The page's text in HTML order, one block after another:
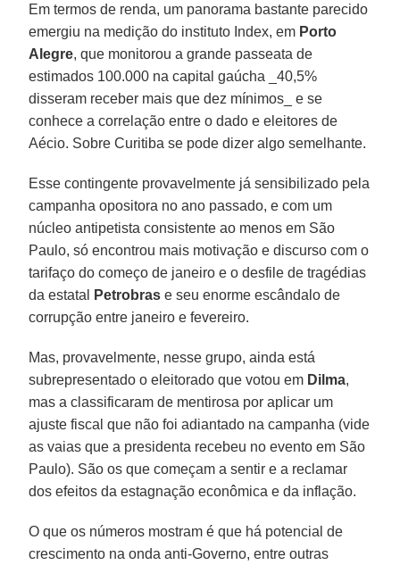
Em termos de renda, um panorama bastante parecido
emergiu na medição do instituto Index, em Porto
Alegre, que monitorou a grande passeata de
estimados 100.000 na capital gaúcha _40,5%
disseram receber mais que dez mínimos_ e se
conhece a correlação entre o dado e eleitores de
Aécio. Sobre Curitiba se pode dizer algo semelhante.
Esse contingente provavelmente já sensibilizado pela
campanha opositora no ano passado, e com um
núcleo antipetista consistente ao menos em São
Paulo, só encontrou mais motivação e discurso com o
tarifaço do começo de janeiro e o desfile de tragédias
da estatal
Petrobras e seu enorme escândalo de
corrupção entre janeiro e fevereiro.
Mas, provavelmente, nesse grupo, ainda está
subrepresentado o eleitorado que votou em Dilma,
mas a classificaram de mentirosa por aplicar um
ajuste fiscal que não foi adiantado na campanha (vide
as vaias que a presidenta recebeu no evento em São
Paulo). São os que começam a sentir e a reclamar
dos efeitos da estagnação econômica e da inflação.
O que os números mostram é que há potencial de
crescimento na onda anti-Governo, entre outras